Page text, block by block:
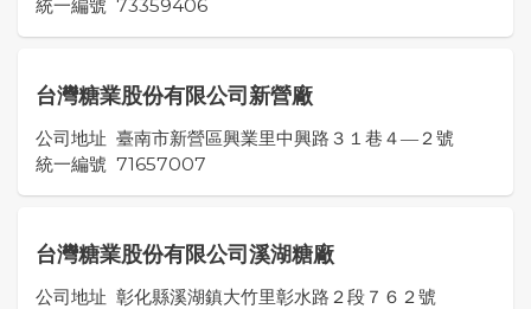
統一編號 73359406
台灣糖業股份有限公司新營廠
公司地址 臺南市新營區興業里中興路３１巷４―２號
統一編號 71657007
台灣糖業股份有限公司溪湖糖廠
公司地址 彰化縣溪湖鎮大竹里彰水路２段７６２號